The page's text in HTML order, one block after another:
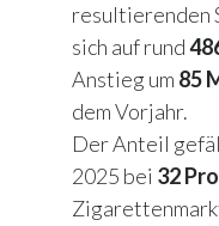
resultierenden
sich auf rund
Anstieg um 85
dem Vorjahr.
Der Anteil
2025 bei 32